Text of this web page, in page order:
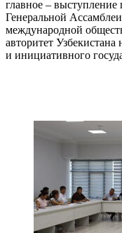
главное – выступление
Генеральной
международной
авторитет
и инициативного